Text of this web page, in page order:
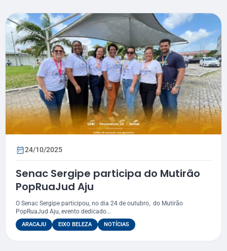
24/10/2025
Senac Sergipe participa do Mutirão
PopRuaJud Aju
O Senac Sergipe participou, no dia 24 de outubro, do Mutirão
PopRuaJud Aju, evento dedicado...
ARACAJU EIXO BELEZA NOTÍCIAS